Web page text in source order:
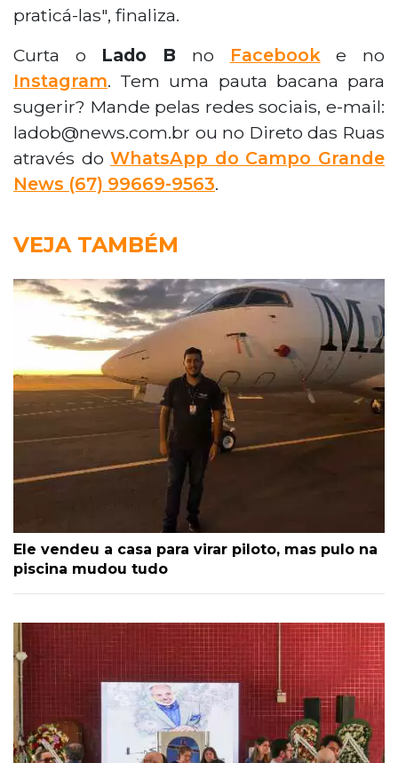
praticá-las", finaliza.
Curta o Lado B no Facebook e no
Instagram. Tem uma pauta bacana para
sugerir? Mande pelas redes sociais, e-mail:
ladob@news.com.br ou no Direto das Ruas
através doWhatsApp do Campo Grande
News (67) 99669-9563.
VEJA TAMBÉM
Ele vendeu a casa para virar piloto, mas pulo na
piscina mudou tudo